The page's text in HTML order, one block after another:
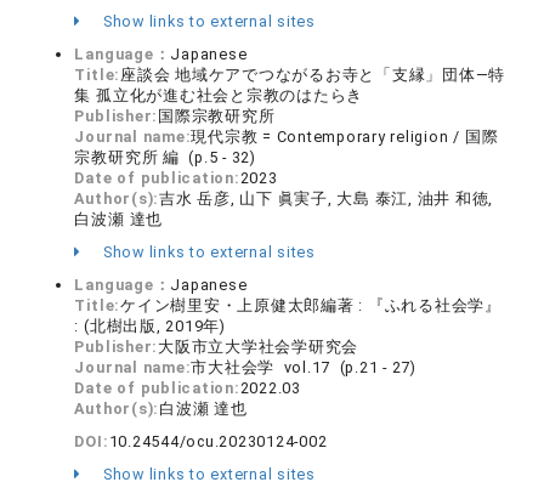
Show links to external sites
Language： Japanese
Title: 座談会 地域ケアでつながるお寺と「支縁」団体—特
集 孤立化が進む社会と宗教のはたらき
Publisher: 国際宗教研究所
Journal name:現代宗教 = Contemporary religion / 国際
宗教研究所 編 (p.5 - 32)
Date of publication:2023
Author(s):吉水 岳彦, 山下 眞実子, 大島 泰江, 油井 和徳,
白波瀬 達也
Show links to external sites
Language： Japanese
Title:ケイン樹里安・上原健太郎編著 : 『ふれる社会学』
: (北樹出版, 2019年)
Publisher: 大阪市立大学社会学研究会
Journal name:市大社会学 vol.17 (p.21 - 27)
Date of publication:2022.03
Author(s): 白波瀬 達也
DOI: 10.24544/ocu.20230124-002
Show links to external sites